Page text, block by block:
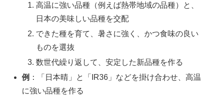
高温に強い品種（例えば熱帯地域の品種）と、
日本の美味しい品種を交配
できた種を育て、暑さに強く、かつ食味の良い
ものを選抜
数世代繰り返して、安定した新品種を作る
例 ：「日本晴」と「IR36」などを掛け合わせ、高温
に強い品種を作る